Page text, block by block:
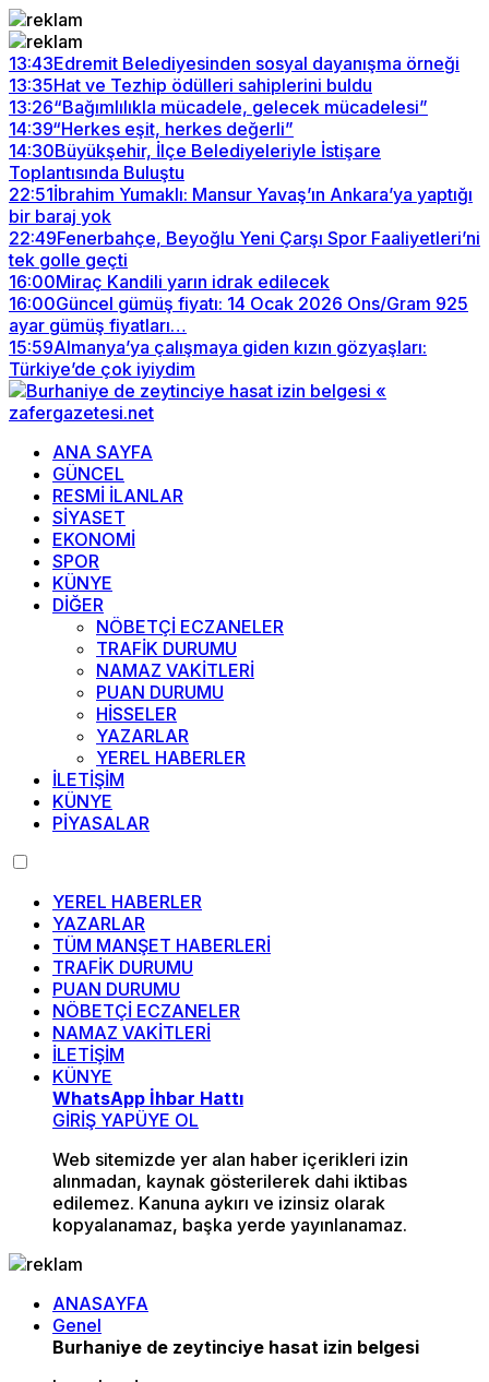
13:43Edremit Belediyesinden sosyal dayanışma örneği
13:35Hat ve Tezhip ödülleri sahiplerini buldu
13:26“Bağımlılıkla mücadele, gelecek mücadelesi”
14:39“Herkes eşit, herkes değerli”
14:30Büyükşehir, İlçe Belediyeleriyle İstişare
Toplantısında Buluştu
22:51İbrahim Yumaklı: Mansur Yavaş’ın Ankara’ya yaptığı
bir baraj yok
22:49Fenerbahçe, Beyoğlu Yeni Çarşı Spor Faaliyetleri’ni
tek golle geçti
16:00Miraç Kandili yarın idrak edilecek
16:00Güncel gümüş fiyatı: 14 Ocak 2026 Ons/Gram 925
ayar gümüş fiyatları…
15:59Almanya’ya çalışmaya giden kızın gözyaşları:
Türkiye’de çok iyiydim
ANA SAYFA
GÜNCEL
RESMİ İLANLAR
SİYASET
EKONOMİ
SPOR
KÜNYE
DİĞER
NÖBETÇİ ECZANELER
TRAFİK DURUMU
NAMAZ VAKİTLERİ
PUAN DURUMU
HİSSELER
YAZARLAR
YEREL HABERLER
İLETİŞİM
KÜNYE
PİYASALAR
YEREL HABERLER
YAZARLAR
TÜM MANŞET HABERLERİ
TRAFİK DURUMU
PUAN DURUMU
NÖBETÇİ ECZANELER
NAMAZ VAKİTLERİ
İLETİŞİM
KÜNYE
WhatsApp İhbar Hattı
GİRİŞ YAPÜYE OL
Web sitemizde yer alan haber içerikleri izin
alınmadan, kaynak gösterilerek dahi iktibas
edilemez. Kanuna aykırı ve izinsiz olarak
kopyalanamaz, başka yerde yayınlanamaz.
ANASAYFA
Genel
Burhaniye de zeytinciye hasat izin belgesi